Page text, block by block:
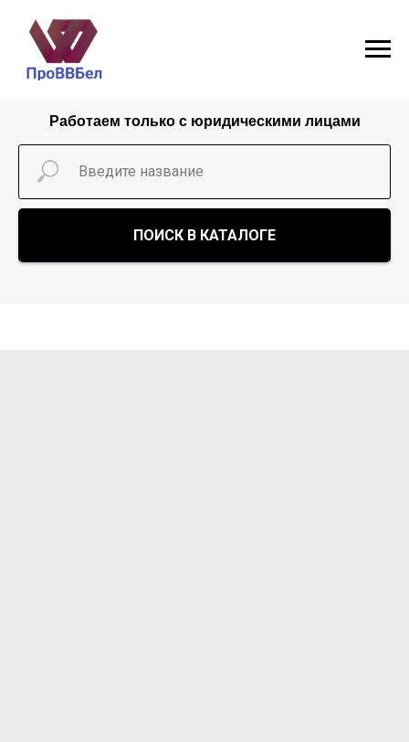
Работаем только с юридическими лицами
ПОИСК В КАТАЛОГЕ